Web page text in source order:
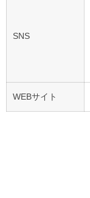
SNS
WEBサイト